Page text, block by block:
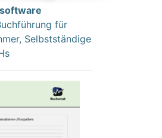
für
Selbstständige